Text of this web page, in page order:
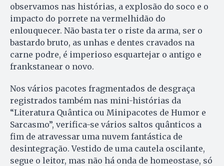
observamos nas histórias, a explosão do soco e o
impacto do porrete na vermelhidão do
enlouquecer. Não basta ter o riste da arma, ser o
bastardo bruto, as unhas e dentes cravados na
carne podre, é imperioso esquartejar o antigo e
frankstanear o novo.
Nos vários pacotes fragmentados de desgraça
registrados também nas mini-histórias da
“Literatura Quântica ou Minipacotes de Humor e
Sarcasmo”, verifica-se vários saltos quânticos a
fim de atravessar uma nuvem fantástica de
desintegração. Vestido de uma cautela oscilante,
segue o leitor, mas não há onda de homeostase, só